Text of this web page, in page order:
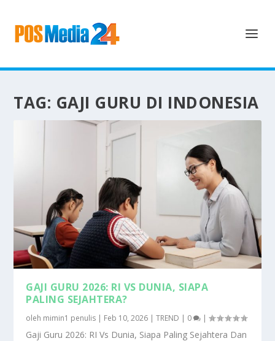
TAG: GAJI GURU DI INDONESIA
GAJI GURU 2026: RI VS DUNIA, SIAPA
PALING SEJAHTERA?
oleh mimin1 penulis | Feb 10, 2026 |TREND | 0 |
Gaji Guru 2026: RI Vs Dunia, Siapa Paling Sejahtera Dan